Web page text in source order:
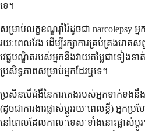
ទេ។
សម្រាប់លក្ខខណ្ឌរ៉ាំរ៉ៃដូចជា narcolepsy
រយៈពេលវែង ដើម្បីរក្សាការគ្រប់គ្រងរោ
វេជ្ជបណ្ឌិតរបស់អ្នកនឹងវាយតម្លៃជាទៀងទា
ប្រសិទ្ធភាពសម្រាប់អ្នកដែរឬទេ។
ប្រសិនបើជំងឺនៃការគេងរបស់អ្នកទាក់ទងនឹ
(ដូចជាការងារផ្លាស់ប្តូររយៈពេលខ្លី) អ្នក
នៅពេលដែលកាលៈទេសៈទាំងនោះផ្លាស់ប្តូ